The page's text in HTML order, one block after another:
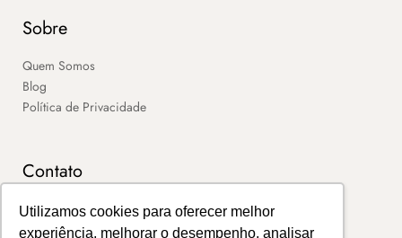
Utilizamos cookies para oferecer melhor
experiência, melhorar o desempenho, analisar
Sobre
Quem Somos
Blog
Política de Privacidade
Contato
SAC
Contato